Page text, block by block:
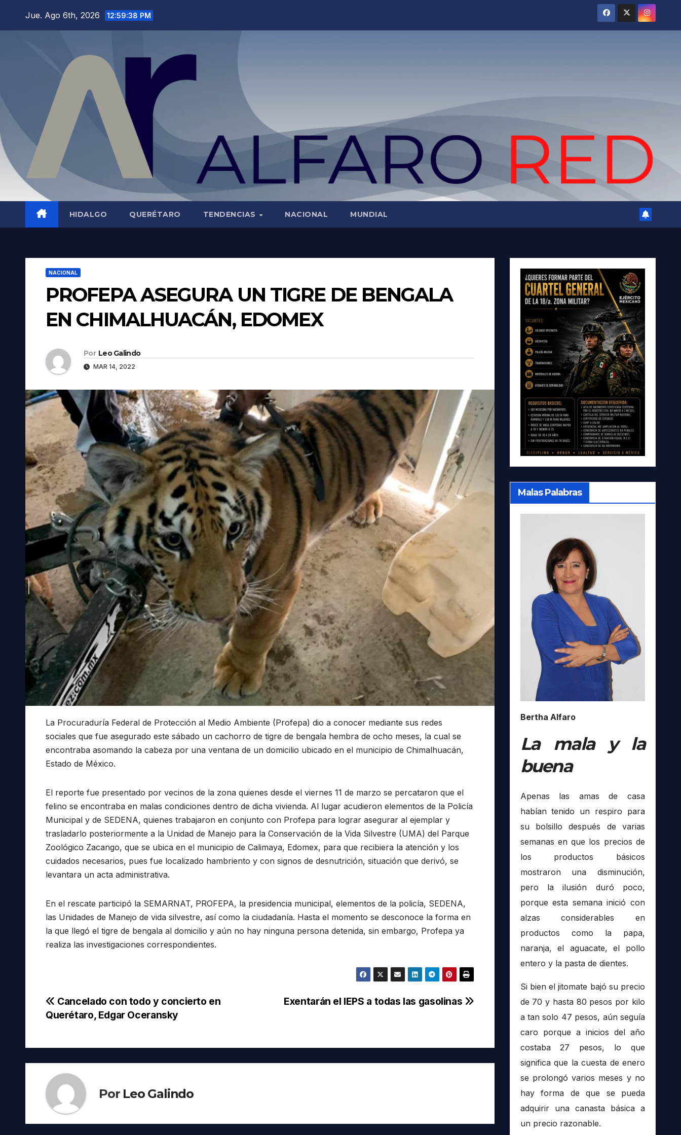
Jue. Ago 6th, 2026 12:59:39 PM
HIDALGO QUERÉTARO TENDENCIAS NACIONAL MUNDIAL
NACIONAL
PROFEPA ASEGURA UN TIGRE DE BENGALA
EN CHIMALHUACÁN, EDOMEX
Por Leo Galindo
MAR 14, 2022
La Procuraduría Federal de Protección al Medio Ambiente (Profepa) dio a conocer mediante sus redes
sociales que fue asegurado este sábado un cachorro de tigre de bengala hembra de ocho meses, la cual se
encontraba asomando la cabeza por una ventana de un domicilio ubicado en el municipio de Chimalhuacán,
Estado de México.
El reporte fue presentado por vecinos de la zona quienes desde el viernes 11 de marzo se percataron que el
felino se encontraba en malas condiciones dentro de dicha vivienda. Al lugar acudieron elementos de la Policía
Municipal y de SEDENA, quienes trabajaron en conjunto con Profepa para lograr asegurar al ejemplar y
trasladarlo posteriormente a la Unidad de Manejo para la Conservación de la Vida Silvestre (UMA) del Parque
Zoológico Zacango, que se ubica en el municipio de Calimaya, Edomex, para que recibiera la atención y los
cuidados necesarios, pues fue localizado hambriento y con signos de desnutrición, situación que derivó, se
levantara un acta administrativa.
En el rescate participó la SEMARNAT, PROFEPA, la presidencia municipal, elementos de la policía, SEDENA,
las Unidades de Manejo de vida silvestre, así como la ciudadanía. Hasta el momento se desconoce la forma en
la que llegó el tigre de bengala al domicilio y aún no hay ninguna persona detenida, sin embargo, Profepa ya
realiza las investigaciones correspondientes.
Navegación
entradas
Exentarán el IEPS a todas las gasolinas
Cancelado con todo y concierto en
Querétaro, Edgar Oceransky
Por Leo Galindo
Malas Palabras
Bertha Alfaro
La mala y la
buena
Apenas las amas de casa
habían tenido un respiro para
su bolsillo después de varias
semanas en que los precios de
los productos básicos
mostraron una disminución,
pero la ilusión duró poco,
porque esta semana inició con
alzas considerables en
productos como la papa,
naranja, el aguacate, el pollo
entero y la pasta de dientes.
Si bien el jitomate bajó su precio
de 70 y hasta 80 pesos por kilo
a tan solo 47 pesos, aún seguía
caro porque a inicios del año
costaba 27 pesos, lo que
significa que la cuesta de enero
se prolongó varios meses y no
hay forma de que se pueda
adquirir una canasta básica a
un precio razonable.